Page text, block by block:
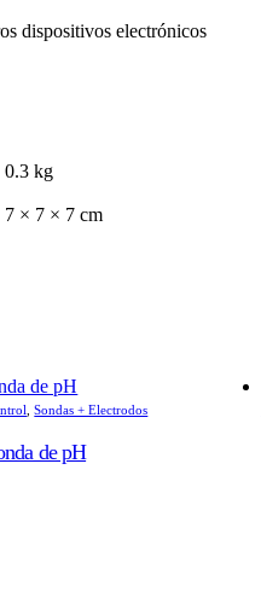
dispositivos electrónicos
0.3 kg
7 × 7 × 7 cm
,Sondas + Electrodos
de pH